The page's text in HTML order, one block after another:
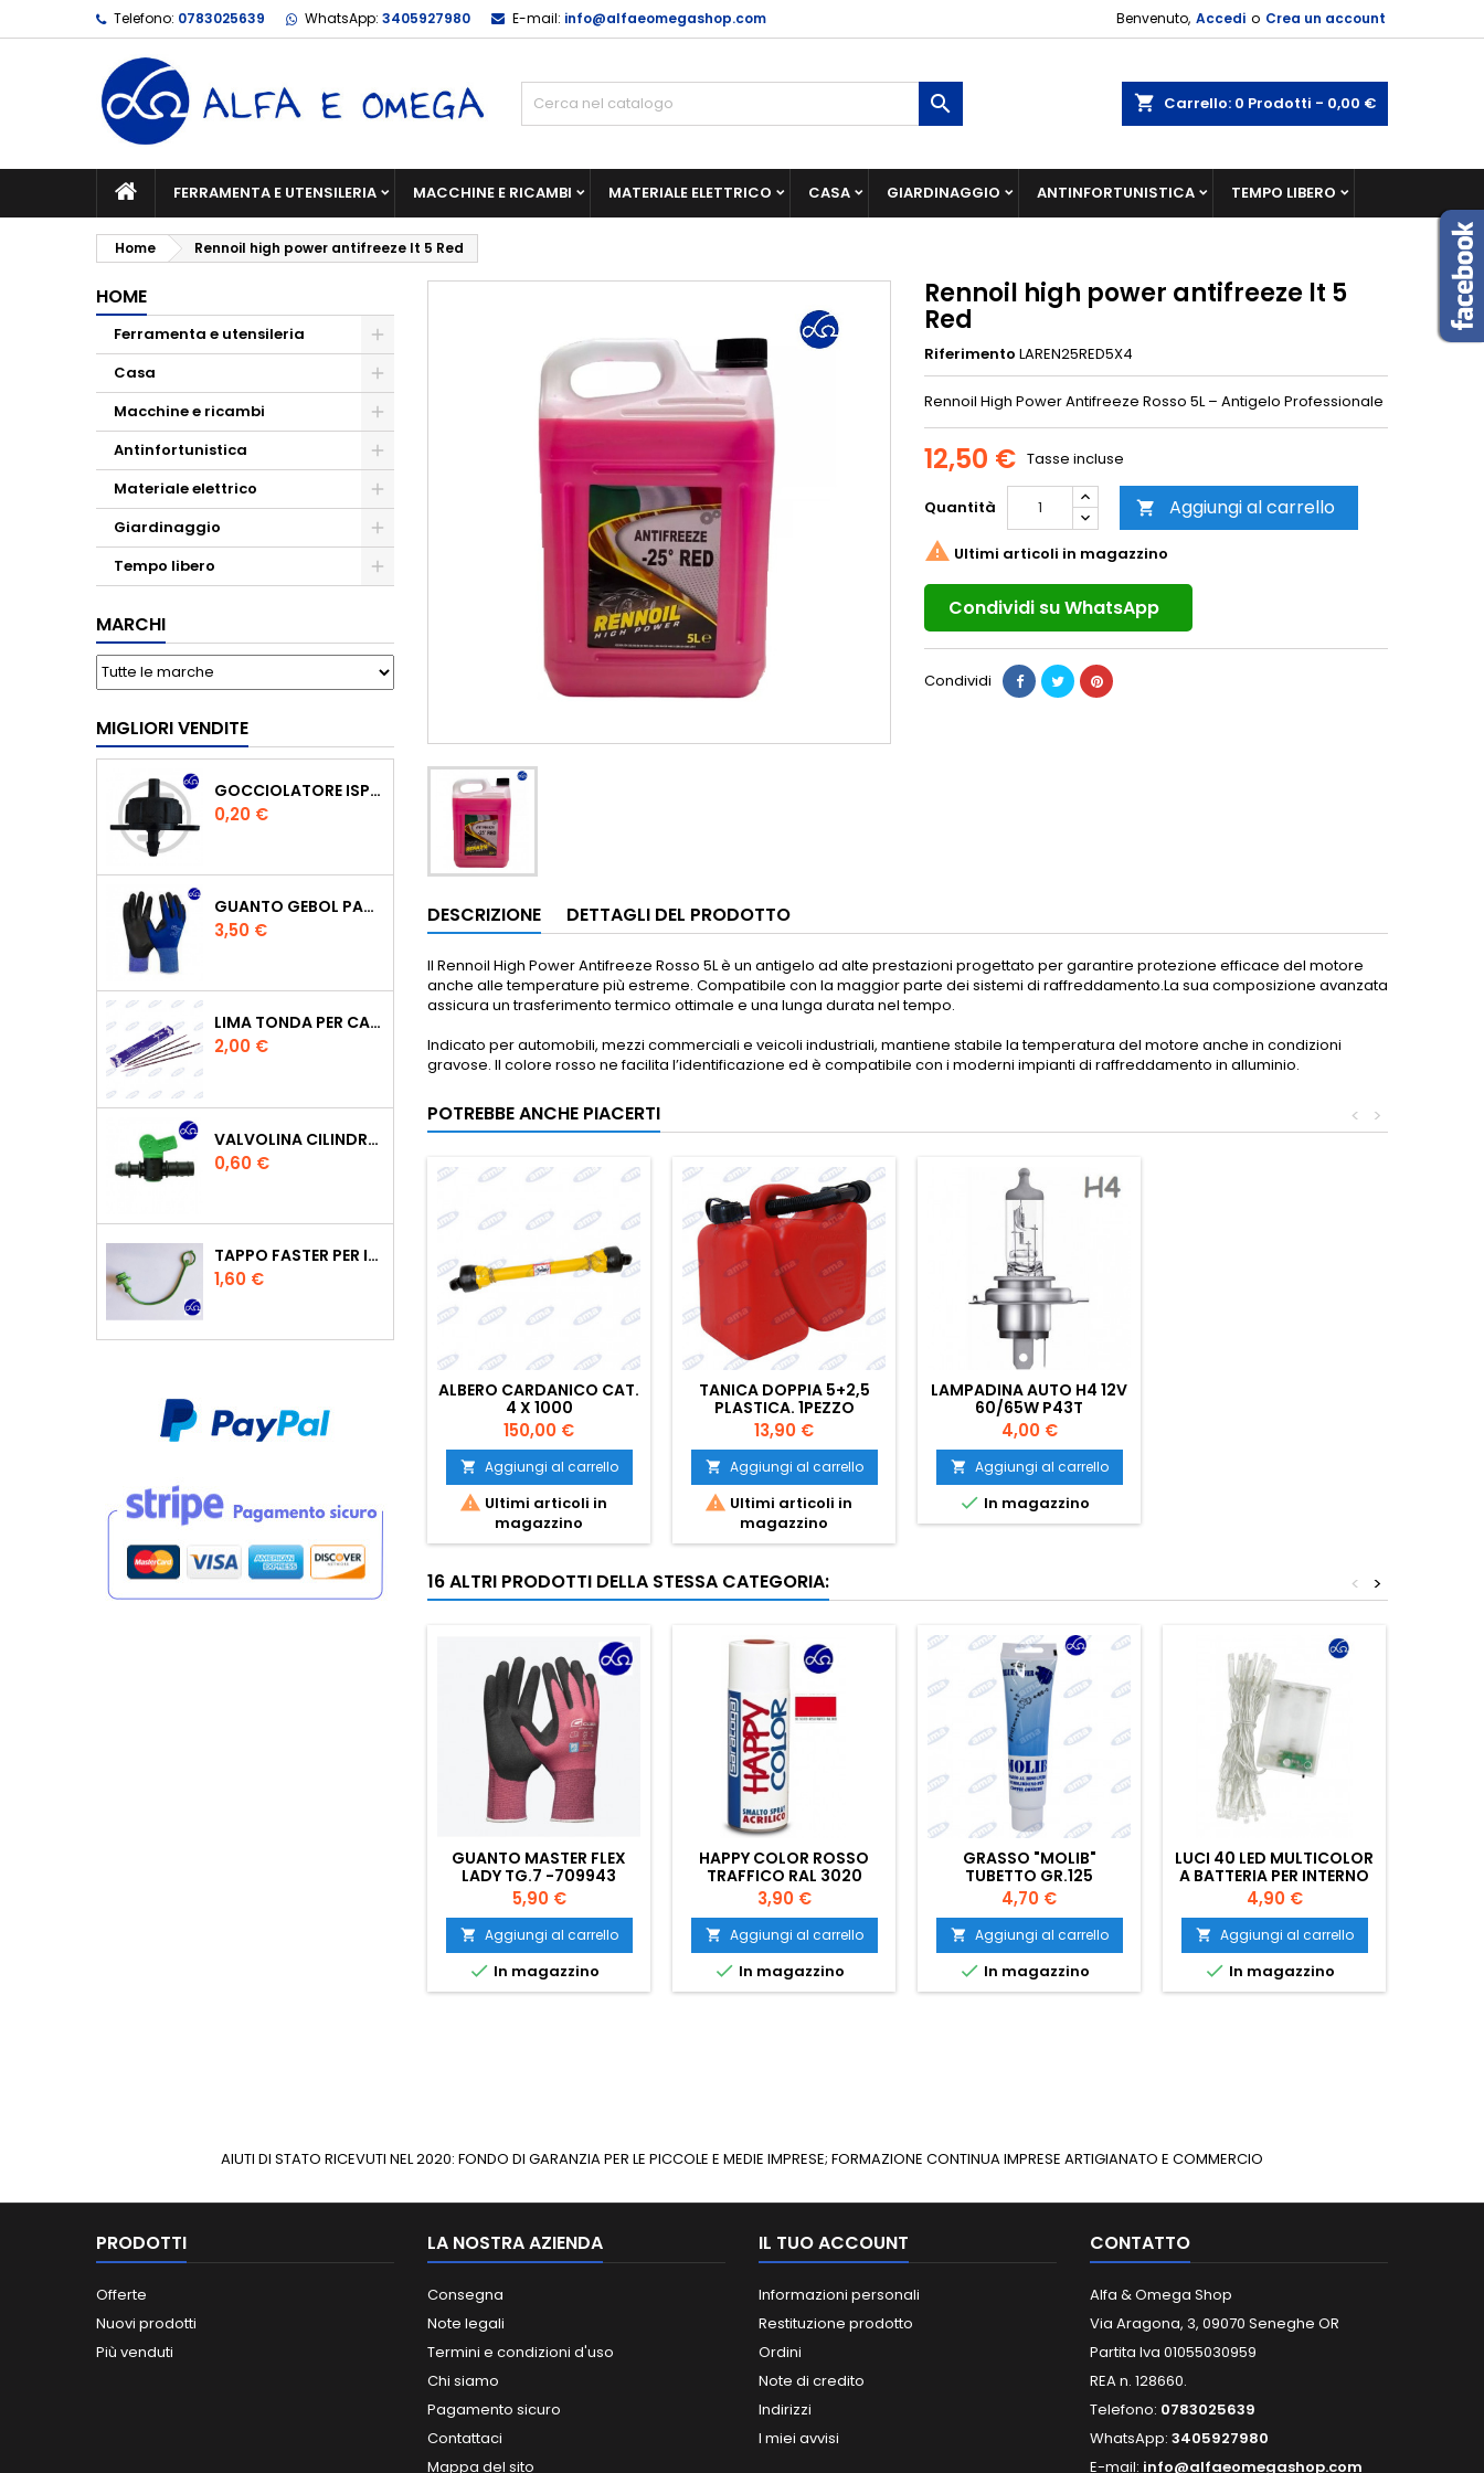
Telefono: 0783025639 WhatsApp: 3405927980 E-mail: info@alfaeomegashop.com Benvenuto, Accedi o Crea un account
shopping_cart Carrello: 0 Prodotti - 0,00 €

FERRAMENTA E UTENSILERIA MACCHINE E RICAMBI MATERIALE ELETTRICO CASA GIARDINAGGIO ANTINFORTUNISTICA TEMPO LIBERO
Home Rennoil high power antifreeze lt 5 Red
HOME
Ferramenta e utensileria
Casa
Macchine e ricambi
Antinfortunistica
Materiale elettrico
Giardinaggio
Tempo libero
MARCHI
MIGLIORI VENDITE
GOCCIOLATORE ISPEZIONABILE 4 L/H
Prezzo
0,20 €
GUANTO GEBOL PACIFIC - TG.10 709553 -
Prezzo
3,50 €
LIMA TONDA PER CATENA MOTOSEGA VALLORBE 3/16
Prezzo
2,00 €
VALVOLINA CILINDRO DI DERIVAZIONE CON PORTAGOMMA IN POLIPROPILENE- Ø MM.16
Prezzo
0,60 €
TAPPO FASTER PER INNESTO RAPIDO FEMMINA DA 1/2" COLORE VERDE
Prezzo
1,60 €
Rennoil high power antifreeze lt 5
Red
Riferimento LAREN25RED5X4
Rennoil High Power Antifreeze Rosso 5L – Antigelo Professionale
12,50 € Tasse incluse
Quantità  Aggiungi al carrello
 Ultimi articoli in magazzino
Condividi su WhatsApp
Condividi
DESCRIZIONE DETTAGLI DEL PRODOTTO
Il Rennoil High Power Antifreeze Rosso 5L è un antigelo ad alte prestazioni progettato per garantire protezione efficace del motore
anche alle temperature più estreme. Compatibile con la maggior parte dei sistemi di raffreddamento.La sua composizione avanzata
assicura un trasferimento termico ottimale e una lunga durata nel tempo.
Indicato per automobili, mezzi commerciali e veicoli industriali, mantiene stabile la temperatura del motore anche in condizioni
gravose. Il colore rosso ne facilita l’identificazione ed è compatibile con i moderni impianti di raffreddamento in alluminio.
POTREBBE ANCHE PIACERTI >
<
ALBERO CARDANICO CAT.
4 X 1000
Prezzo
150,00 €
 Aggiungi al carrello
 Ultimi articoli in
magazzino
TANICA DOPPIA 5+2,5
PLASTICA. 1PEZZO
Prezzo
13,90 €
 Aggiungi al carrello
 Ultimi articoli in
magazzino
LAMPADINA AUTO H4 12V
60/65W P43T
Prezzo
4,00 €
 Aggiungi al carrello
 In magazzino
16 ALTRI PRODOTTI DELLA STESSA CATEGORIA: >
<
GUANTO MASTER FLEX
LADY TG.7 -709943
Prezzo
5,90 €
 Aggiungi al carrello
 In magazzino
HAPPY COLOR ROSSO
TRAFFICO RAL 3020
Prezzo
3,90 €
 Aggiungi al carrello
 In magazzino
GRASSO "MOLIB"
TUBETTO GR.125
Prezzo
4,70 €
 Aggiungi al carrello
 In magazzino
LUCI 40 LED MULTICOLOR
A BATTERIA PER INTERNO
Prezzo
4,90 €
 Aggiungi al carrello
 In magazzino
AIUTI DI STATO RICEVUTI NEL 2020: FONDO DI GARANZIA PER LE PICCOLE E MEDIE IMPRESE; FORMAZIONE CONTINUA IMPRESE ARTIGIANATO E COMMERCIO
PRODOTTI
Offerte
Nuovi prodotti
Più venduti
LA NOSTRA AZIENDA
Consegna
Note legali
Termini e condizioni d'uso
Chi siamo
Pagamento sicuro
Contattaci
Mappa del sito
IL TUO ACCOUNT
Informazioni personali
Restituzione prodotto
Ordini
Note di credito
Indirizzi
I miei avvisi
CONTATTO
Alfa & Omega Shop
Via Aragona, 3, 09070 Seneghe OR
Partita Iva 01055030959
REA n. 128660.
Telefono: 0783025639
WhatsApp: 3405927980
E-mail: info@alfaeomegashop.com